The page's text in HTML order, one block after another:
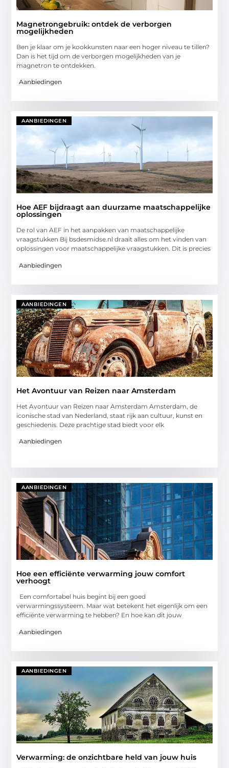
Magnetrongebruik: ontdek de verborgen
mogelijkheden
Ben je klaar om je kookkunsten naar een hoger niveau te tillen?
Dan is het tijd om de verborgen mogelijkheden van je
magnetron te ontdekken.
Aanbiedingen
AANBIEDINGEN
Hoe AEF bijdraagt aan duurzame maatschappelijke
oplossingen
De rol van AEF in het aanpakken van maatschappelijke
vraagstukken Bij bsdesmidse.nl draait alles om het vinden van
oplossingen voor maatschappelijke vraagstukken. Dit is precies
Aanbiedingen
AANBIEDINGEN
Het Avontuur van Reizen naar Amsterdam
Het Avontuur van Reizen naar Amsterdam Amsterdam, de
iconische stad van Nederland, staat rijk aan cultuur, kunst en
geschiedenis. Deze prachtige stad biedt voor elk
Aanbiedingen
AANBIEDINGEN
Hoe een efficiënte verwarming jouw comfort
verhoogt
Een comfortabel huis begint bij een goed
verwarmingssysteem. Maar wat betekent het eigenlijk om een
efficiënte verwarming te hebben? En hoe kan dit jouw
Aanbiedingen
AANBIEDINGEN
Verwarming: de onzichtbare held van jouw huis